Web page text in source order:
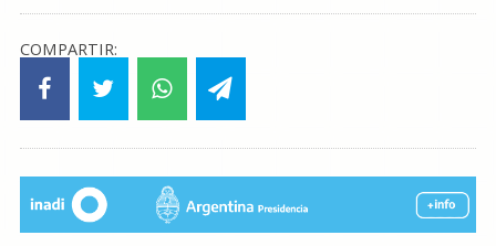
COMPARTIR: